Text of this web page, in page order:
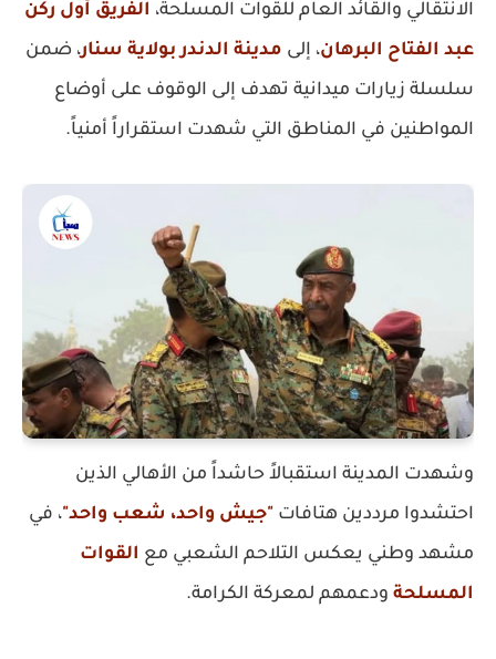
الانتقالي والقائد العام للقوات المسلحة، الفريق أول ركن
عبد الفتاح البرهان، إلى مدينة الدندر بولاية سنار، ضمن
سلسلة زيارات ميدانية تهدف إلى الوقوف على أوضاع
المواطنين في المناطق التي شهدت استقراراً أمنياً.
وشهدت المدينة استقبالاً حاشداً من الأهالي الذين
احتشدوا مرددين هتافات "جيش واحد، شعب واحد"، في
مشهد وطني يعكس التلاحم الشعبي مع القوات
المسلحة ودعمهم لمعركة الكرامة.